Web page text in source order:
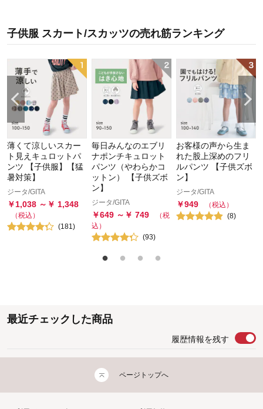
子供服 スカート/スカッツの売れ筋ランキング
薄くて涼しいスカー
ト見えキュロットパ
ンツ 【子供服】【猛
暑対策】
ジータ/GITA
￥1,038 ～￥ 1,348
（税込）
(181 )
毎日みんなのエブリ
ナポンチキュロット
パンツ（やわらかコ
ットン） 【子供ズボ
ン】
ジータ/GITA
￥649 ～￥ 749
（税
込）
(93)
お客様の声から生ま
れた股上深めのフリ
ルパンツ 【子供ズボ
ン】
ジータ/GITA
￥949
（税込）
(8)
最近チェックした商品
履歴情報を残す
ページトップへ